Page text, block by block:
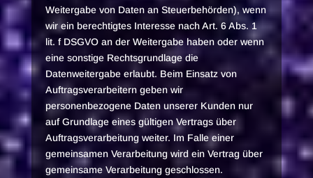
Weitergabe von Daten an Steuerbehörden), wenn
wir ein berechtigtes Interesse nach Art. 6 Abs. 1
lit. f DSGVO an der Weitergabe haben oder wenn
eine sonstige Rechtsgrundlage die
Datenweitergabe erlaubt. Beim Einsatz von
Auftragsverarbeitern geben wir
personenbezogene Daten unserer Kunden nur
auf Grundlage eines gültigen Vertrags über
Auftragsverarbeitung weiter. Im Falle einer
gemeinsamen Verarbeitung wird ein Vertrag über
gemeinsame Verarbeitung geschlossen.